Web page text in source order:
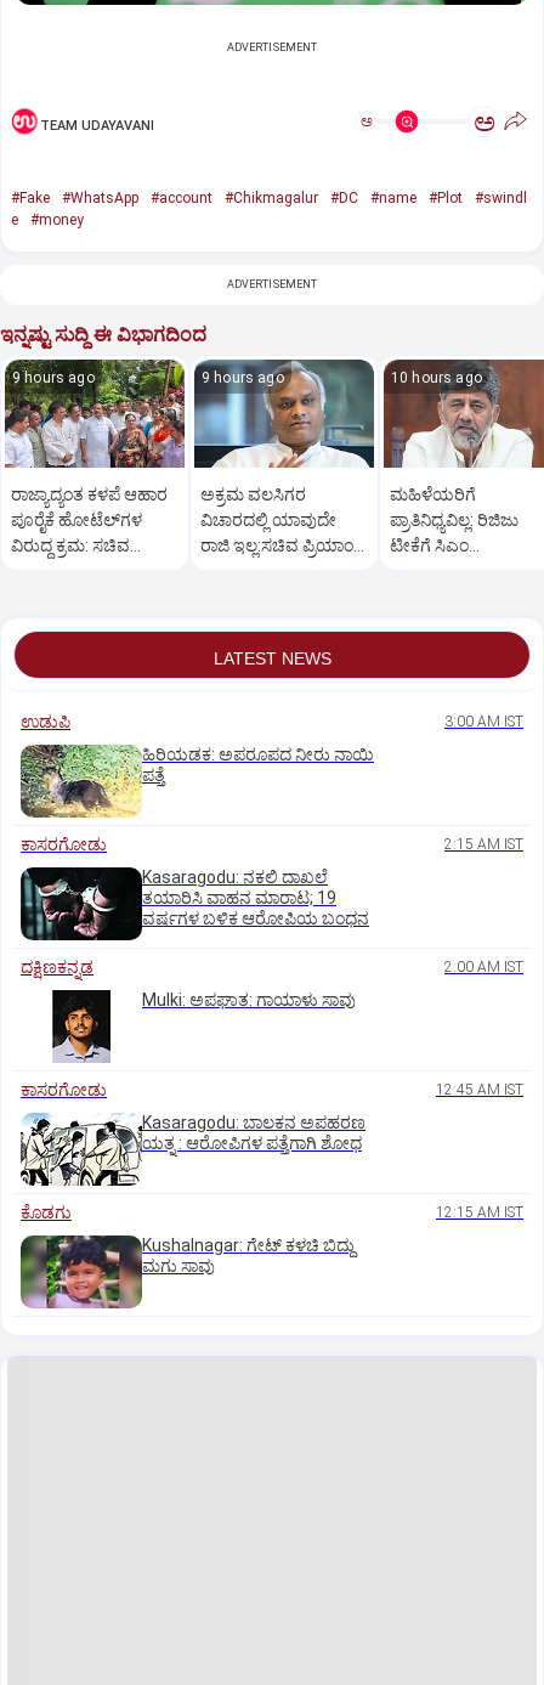
ADVERTISEMENT
TEAM UDAYAVANI ಅ ಅ
#Fake #WhatsApp #account #Chikmagalur #DC #name #Plot
#swindl
e
#money
ADVERTISEMENT
ಇನ್ನಷ್ಟು ಸುದ್ದಿ ಈ ವಿಭಾಗದಿಂದ
9 hours ago
ರಾಜ್ಯಾದ್ಯಂತ ಕಳಪೆ ಆಹಾರ
ಪೂರೈಕೆ ಹೋಟೆಲ್‌ಗಳ
ವಿರುದ್ಧ ಕ್ರಮ: ಸಚಿವ
9 hours ago
ಅಕ್ರಮ ವಲಸಿಗರ
ವಿಚಾರದಲ್ಲಿ ಯಾವುದೇ
ರಾಜಿ ಇಲ್ಲ:ಸಚಿವ ಪ್ರಿಯಾಂಕ್
10 hours ago
ಮಹಿಳೆಯರಿಗೆ
ಪ್ರಾತಿನಿಧ್ಯವಿಲ್ಲ: ರಿಜಿಜು
ಟೀಕೆಗೆ ಸಿಎಂ
LATEST NEWS
ಉಡುಪಿ 3:00 AM IST
ಹಿರಿಯಡಕ: ಅಪರೂಪದ ನೀರು ನಾಯಿ
ಪತ್ತೆ
ಕಾಸರಗೋಡು 2:15 AM IST
Kasaragodu: ನಕಲಿ ದಾಖಲೆ
ತಯಾರಿಸಿ ವಾಹನ ಮಾರಾಟ; 19
ವರ್ಷಗಳ ಬಳಿಕ ಆರೋಪಿಯ ಬಂಧನ
ದಕ್ಷಿಣಕನ್ನಡ 2:00 AM IST
Mulki: ಅಪಘಾತ: ಗಾಯಾಳು ಸಾವು
ಕಾಸರಗೋಡು 12:45 AM IST
Kasaragodu: ಬಾಲಕನ ಅಪಹರಣ
ಯತ್ನ : ಆರೋಪಿಗಳ ಪತ್ತೆಗಾಗಿ ಶೋಧ
ಕೊಡಗು 12:15 AM IST
Kushalnagar: ಗೇಟ್ ಕಳಚಿ ಬಿದ್ದು
ಮಗು ಸಾವು